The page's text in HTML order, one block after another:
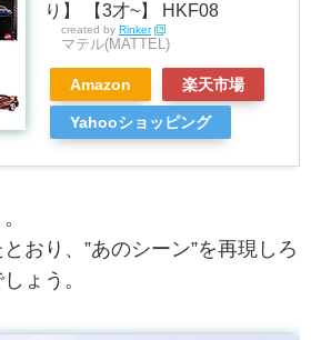
り】 【3才~】 HKF08
created by Rinker
マテル(MATTEL)
Amazon 楽天市場
Yahooショッピング
おり、”あのシーン”を再現しろ
ょう。